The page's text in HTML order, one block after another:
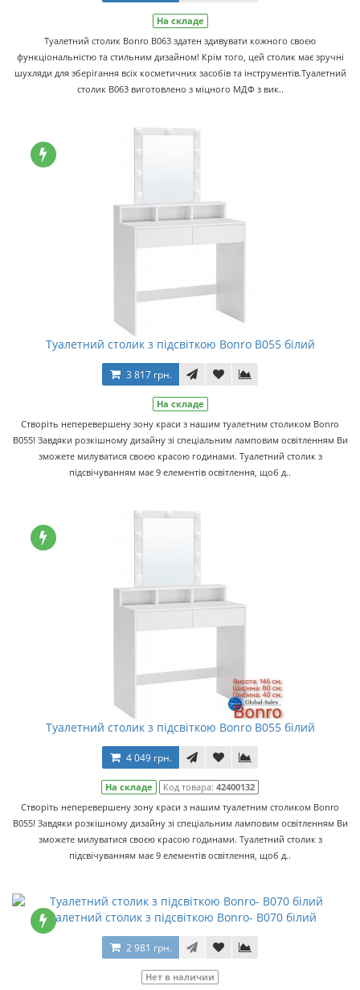
На складе
Туалетний столик Bonro B063 здатен здивувати кожного своєю
функціональністю та стильним дизайном! Крім того, цей столик має зручні
шухляди для зберігання всіх косметичних засобів та інструментів.Туалетний
столик B063 виготовлено з міцного МДФ з вик..
Туалетний столик з підсвіткою Bonro B055 білий
3 817 грн.
На складе
Створіть неперевершену зону краси з нашим туалетним столиком Bonro
B055! Завдяки розкішному дизайну зі спеціальним ламповим освітленням Ви
зможете милуватися своєю красою годинами. Туалетний столик з
підсвічуванням має 9 елементів освітлення, щоб д..
Туалетний столик з підсвіткою Bonro B055 білий
4 049 грн.
На складе Код товара: 42400132
Створіть неперевершену зону краси з нашим туалетним столиком Bonro
B055! Завдяки розкішному дизайну зі спеціальним ламповим освітленням Ви
зможете милуватися своєю красою годинами. Туалетний столик з
підсвічуванням має 9 елементів освітлення, щоб д..
Туалетний столик з підсвіткою Bonro- B070 білий
2 981 грн.
Нет в наличии